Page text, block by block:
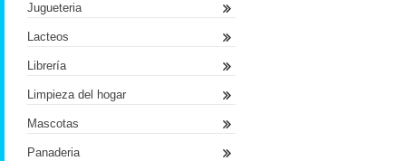
Jugueteria
Lacteos
Librería
Limpieza del hogar
Mascotas
Panaderia